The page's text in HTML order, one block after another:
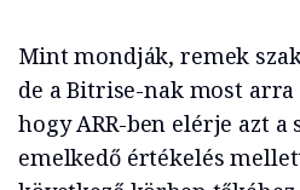
Mint mondják, remek
de a Bitrise-nak most
hogy ARR-ben elérje azt a
emelkedő értékelés